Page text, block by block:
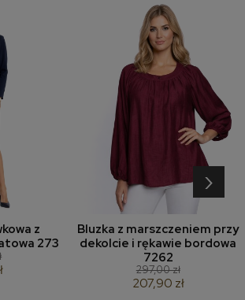
z
273
Bluzka z marszczeniem przy
dekolcie i rękawie bordowa
7262
297,00 zł
207,90 zł
›